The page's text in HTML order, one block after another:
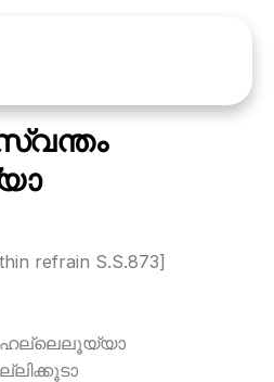
refrain S.S.873]